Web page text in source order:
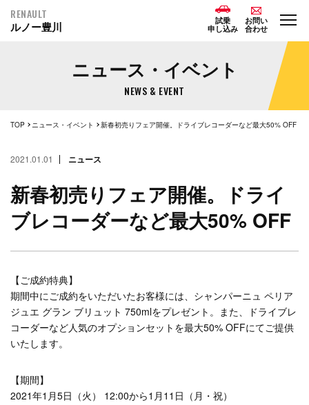
RENAULT
ルノー豊川
試乗
申し込み
お問い
合わせ
ニュース・イベント
NEWS & EVENT
TOP ニュース・イベント 新春初売りフェア開催。ドライブレコーダーなど最大50% OFF
2021.01.01 ニュース
新春初売りフェア開催。ドライ
ブレコーダーなど最大50% OFF
【ご成約特典】
期間中にご成約をいただいたお客様には、シャンパーニュ ペリア
ジュエ グラン ブリュット 750mlをプレゼント。また、ドライブレ
コーダーなど人気のオプションセットを最大50% OFFにてご提供
いたします。
【期間】
2021年1月5日（火） 12:00から1月11日（月・祝）